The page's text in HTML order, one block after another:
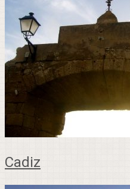
Cadiz